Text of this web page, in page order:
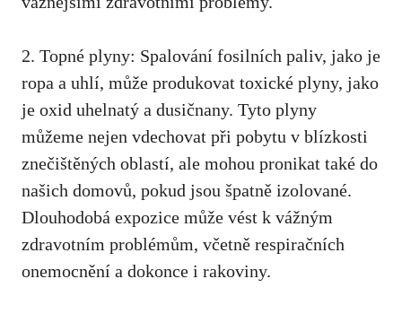
2. Topné plyny: Spalování fosilních paliv, jako je
ropa a uhlí, může produkovat toxické plyny, jako
je oxid uhelnatý a dusičnany. Tyto plyny
můžeme nejen vdechovat při pobytu v blízkosti
znečištěných oblastí, ale mohou pronikat také do
našich domovů, pokud jsou špatně izolované.
Dlouhodobá expozice může vést k vážným
zdravotním problémům, včetně respiračních
onemocnění a dokonce i rakoviny.